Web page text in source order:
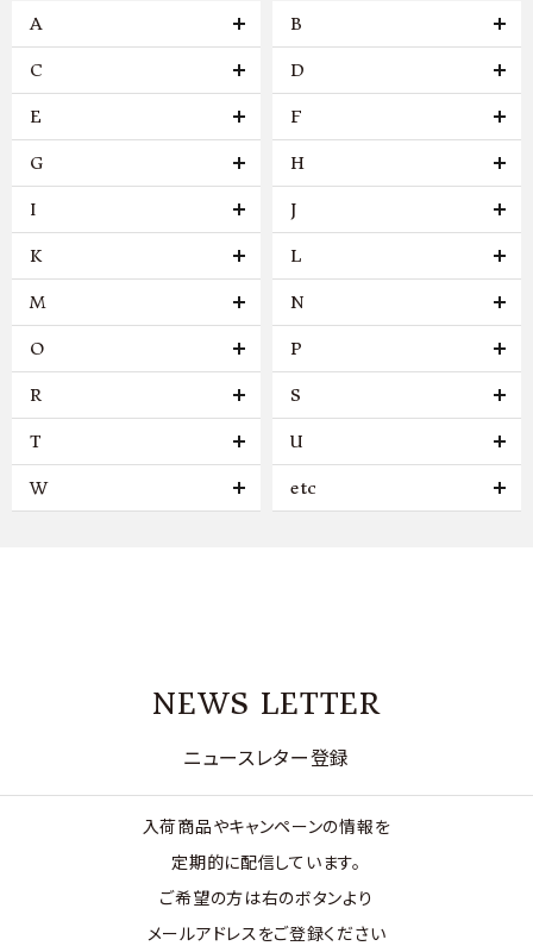
A B
C D
E F
G H
I J
K L
M N
O P
R S
T U
W etc
NEWS LETTER
ニュースレター登録
入荷商品やキャンペーンの情報を
定期的に配信しています。
ご希望の方は右のボタンより
メールアドレスをご登録ください